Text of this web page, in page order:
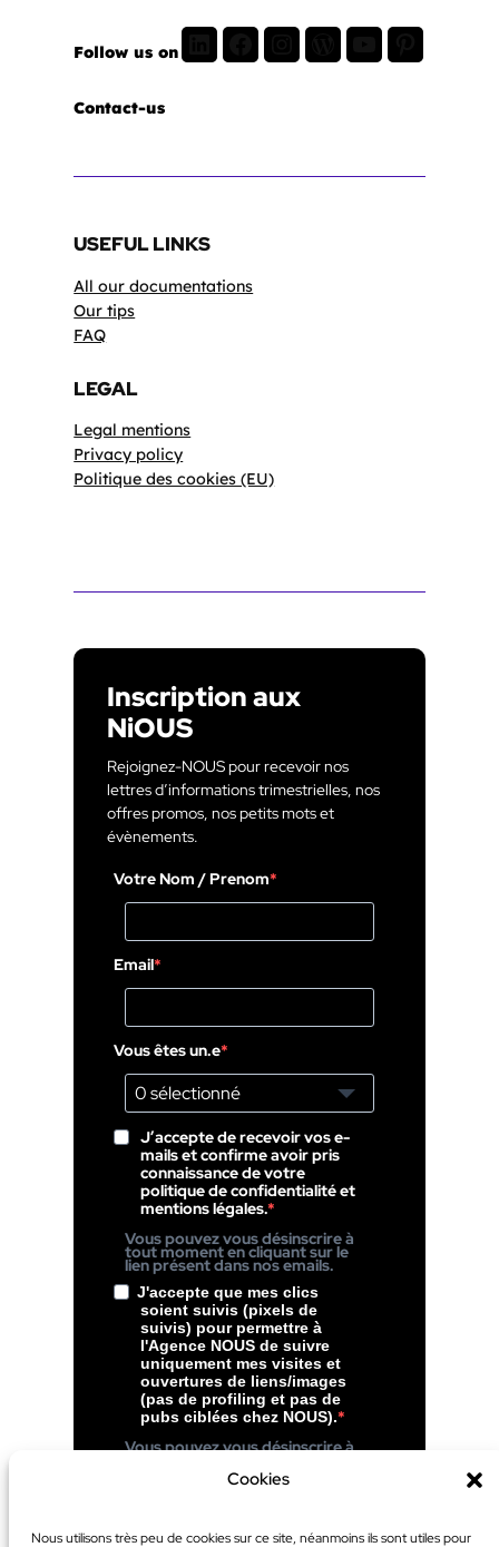
Cookies
Nous utilisons très peu de cookies sur ce site, néanmoins ils sont utiles pour
Follow us on
Contact-us
USEFUL LINKS
All our documentations
Our tips
FAQ
LEGAL
Legal mentions
Privacy policy
Politique des cookies (EU)
Inscription aux
NiOUS
Rejoignez-NOUS pour recevoir nos
lettres d’informations trimestrielles, nos
offres promos, nos petits mots et
évènements.
Votre Nom / Prenom
Email
Vous êtes un.e
0 sélectionné
J’accepte de recevoir vos e-
mails et confirme avoir pris
connaissance de votre
politique de confidentialité et
mentions légales.
Vous pouvez vous désinscrire à
tout moment en cliquant sur le
lien présent dans nos emails.
J'accepte que mes clics
soient suivis (pixels de
suivis) pour permettre à
l'Agence NOUS de suivre
uniquement mes visites et
ouvertures de liens/images
(pas de profiling et pas de
pubs ciblées chez NOUS).
Vous pouvez vous désinscrire à
lien présent dans le pied de page
de nos emails.
S’inscrire